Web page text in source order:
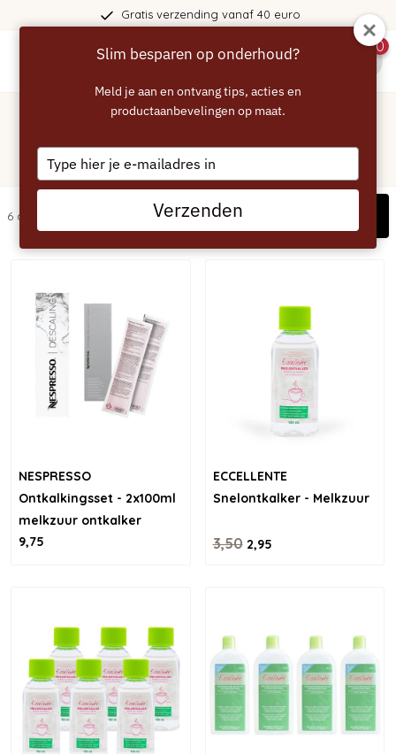
Gratis verzending vanaf 40 euro
0
Koffiemachine/Nespresso
ontkalken
6 artikelen
NESPRESSO
Ontkalkingsset - 2x100ml
melkzuur ontkalker
9,75
ECCELLENTE
Snelontkalker - Melkzuur
3,502,95
Slim besparen op onderhoud?
Meld je aan en ontvang tips, acties en
productaanbevelingen op maat.
Type
your
email
Verzenden